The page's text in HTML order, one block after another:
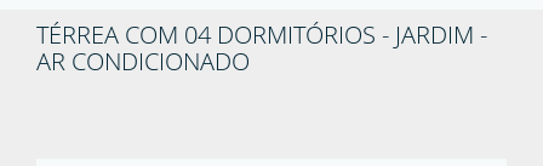
TÉRREA COM 04 DORMITÓRIOS - JARDIM -
AR CONDICIONADO